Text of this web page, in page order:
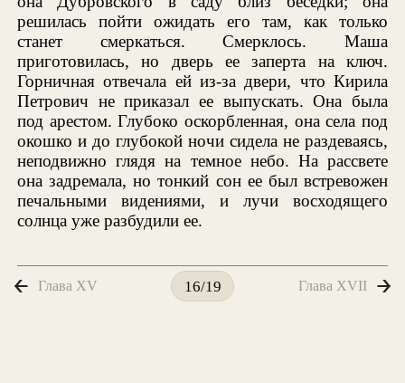
решилась пойти ожидать его там, как только
станет смеркаться. Смерклось. Маша
приготовилась, но дверь ее заперта на ключ.
Горничная отвечала ей из-за двери, что Кирила
Петрович не приказал ее выпускать. Она была
под арестом. Глубоко оскорбленная, она села под
окошко и до глубокой ночи сидела не раздеваясь,
неподвижно глядя на темное небо. На рассвете
она задремала, но тонкий сон ее был встревожен
печальными видениями, и лучи восходящего
солнца уже разбудили ее.
Глава XV 16/19 Глава XVII